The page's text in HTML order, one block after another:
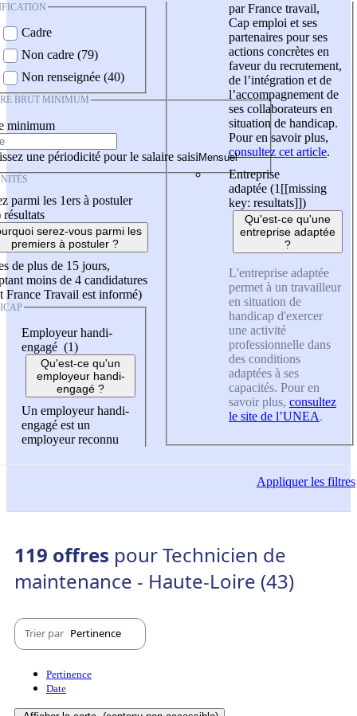
Cadre
Non cadre (79)
Non renseignée (40)
BRUT MINIMUM
minimum
une périodicité pour le salaire saisi
parmi les 1ers à postuler
résultats
serez-vous parmi les
premiers à postuler ?
de plus de 15 jours,
moins de 4 candidatures
France Travail est informé)
Employeur handi-
engagé (1)
Qu'est-ce qu'un
employeur handi-
engagé ?
Un employeur handi-
engagé est un
employeur reconnu
par France travail,
Cap emploi et ses
partenaires pour ses
actions concrètes en
faveur du recrutement,
de l’intégration et de
l’accompagnement de
ses collaborateurs en
situation de handicap.
Pour en savoir plus,
consultez cet article.
Entreprise
adaptée (1 [[missing
key: resultats]])
Qu'est-ce qu'une
entreprise adaptée
?
L'entreprise adaptée
permet à un travailleur
en situation de
handicap d'exercer
une activité
professionnelle dans
des conditions
adaptées à ses
capacités. Pour en
savoir plus, consultez
le site de l’UNEA.
Appliquerles filtres
119 offres pour Technicien de
maintenance - Haute-Loire (43)
Trier par Pertinence
Pertinence
Date